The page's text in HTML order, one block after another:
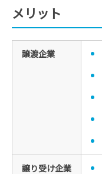
メリット
譲渡企業
譲り受け企業